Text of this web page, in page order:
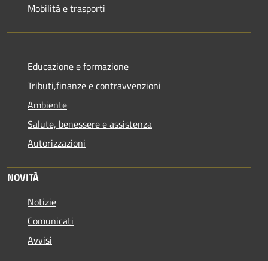
Mobilità e trasporti
Educazione e formazione
Tributi,finanze e contravvenzioni
Ambiente
Salute, benessere e assistenza
Autorizzazioni
NOVITÀ
Notizie
Comunicati
Avvisi